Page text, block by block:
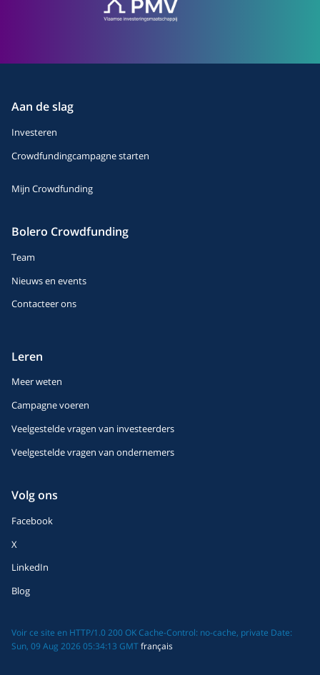
Aan de slag
Investeren
Crowdfundingcampagne starten
Mijn Crowdfunding
Bolero Crowdfunding
Team
Nieuws en events
Contacteer ons
Leren
Meer weten
Campagne voeren
Veelgestelde vragen van investeerders
Veelgestelde vragen van ondernemers
Volg ons
Facebook
X
LinkedIn
Blog
Voir ce site en HTTP/1.0 200 OK Cache-Control: no-cache, private Date:
Sun, 09 Aug 2026 05:34:13 GMTfrançais